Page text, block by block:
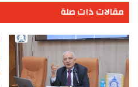
مقالات ذات صلة